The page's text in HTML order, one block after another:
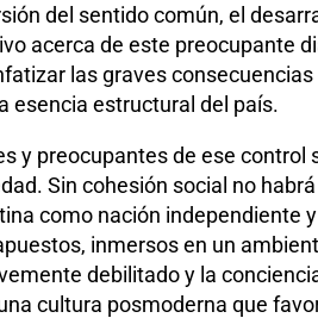
del sentido común, el
acerca de este preocupante
las graves
esencia estructural del país.
y preocupantes de ese
Sin cohesión social no
como nación independiente
inmersos en un
debilitado y la
cultura posmoderna que